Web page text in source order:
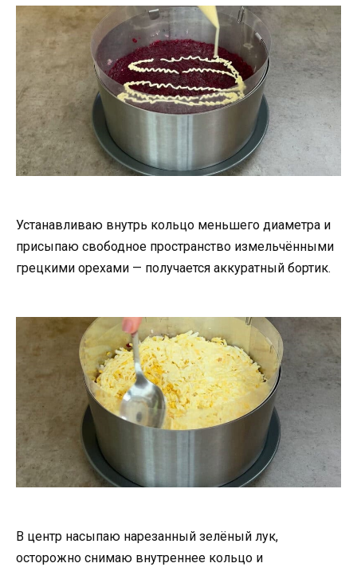
Устанавливаю внутрь кольцо меньшего диаметра и
присыпаю свободное пространство измельчёнными
грецкими орехами — получается аккуратный бортик.
В центр насыпаю нарезанный зелёный лук,
осторожно снимаю внутреннее кольцо и